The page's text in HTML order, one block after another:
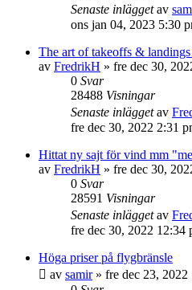
Senaste inläggetav
ons jan 04, 2023 5:30
The art of takeoffs &
av FredrikH » fre dec 30,
0 Svar
28488 Visningar
Senaste inläggetav
fre dec 30, 2022 2:31
Hittat ny sajt för vind mm
av FredrikH » fre dec 30,
0 Svar
28591 Visningar
Senaste inläggetav
fre dec 30, 2022 12:34
Höga priser på flygbränsle
av samir» fre dec 23, 2022